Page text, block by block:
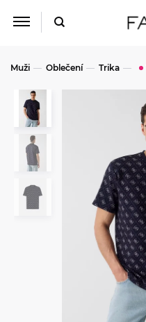
Muži Oblečení Trika